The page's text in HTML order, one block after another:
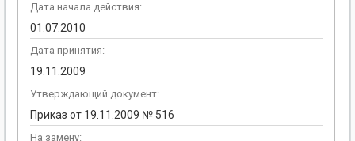
Дата начала действия:
01.07.2010
Дата принятия:
19.11.2009
Утверждающий документ:
Приказ от 19.11.2009 № 516
На замену: